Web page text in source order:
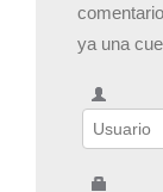
ya una